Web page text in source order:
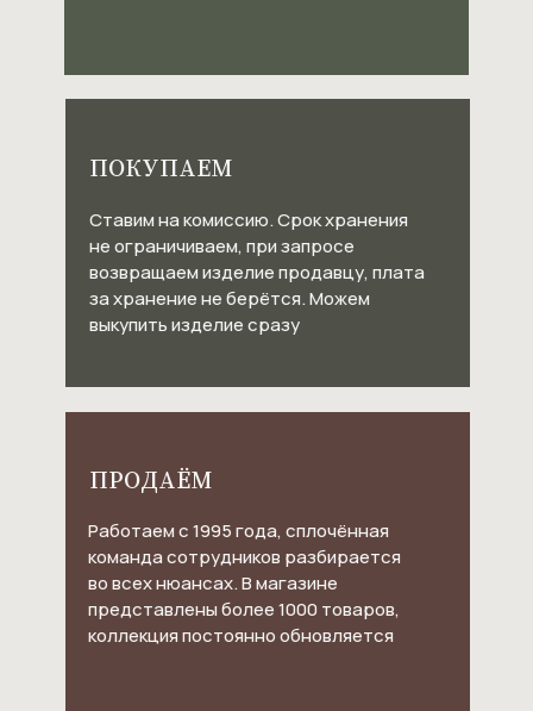
ПОКУПАЕМ
Ставим на комиссию. Срок хранения
не ограничиваем, при запросе
возвращаем изделие продавцу, плата
за хранение не берётся. Можем
выкупить изделие сразу
ПРОДАЁМ
Работаем с 1995 года, сплочённая
команда сотрудников разбирается
во всех нюансах. В магазине
представлены более 1000 товаров,
коллекция постоянно обновляется